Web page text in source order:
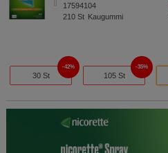
17594104
210 St Kaugummi
30 St
42%
105 St
35%